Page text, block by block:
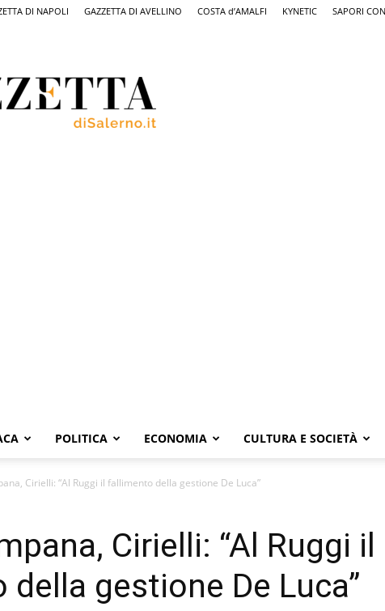
DI NAPOLI GAZZETTA DI AVELLINO COSTA d’AMALFI KYNETIC SAPORI
Salerno,
il
quotidiano
POLITICA ECONOMIA CULTURA E SOCIETÀ
Cirielli: “Al Ruggi il fallimento della gestione De Luca”
Cirielli: “Al Ruggi il
gestione De Luca”